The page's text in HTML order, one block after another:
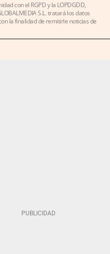
con el RGPD y la LOPDGDD,
S.L. tratará los datos
la finalidad de remitirle noticias de